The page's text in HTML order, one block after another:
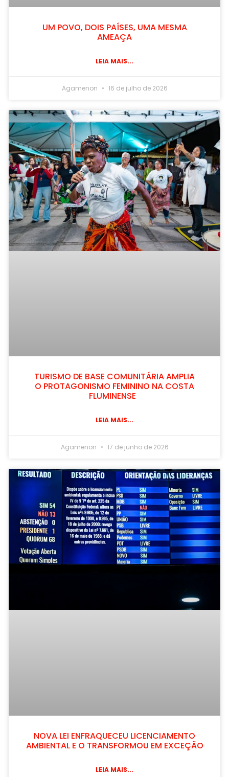
UM POVO, DOIS PAÍSES, UMA MESMA
AMEAÇA
LEIA MAIS...
Agamenon 16 de julho de 2026
TURISMO DE BASE COMUNITÁRIA AMPLIA
O PROTAGONISMO FEMININO NA COSTA
FLUMINENSE
LEIA MAIS...
Agamenon 17 de junho de 2026
NOVA LEI ENFRAQUECEU LICENCIAMENTO
AMBIENTAL E O TRANSFORMOU EM EXCEÇÃO
LEIA MAIS...